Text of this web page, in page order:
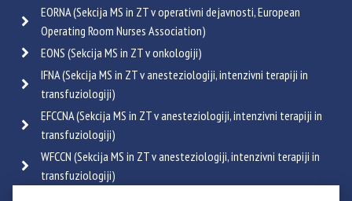
EORNA (Sekcija MS in ZT v operativni dejavnosti, European
Operating Room Nurses Association)
EONS (Sekcija MS in ZT v onkologiji)
IFNA (Sekcija MS in ZT v anesteziologiji, intenzivni terapiji in
transfuziologiji)
EFCCNA (Sekcija MS in ZT v anesteziologiji, intenzivni terapiji in
transfuziologiji)
WFCCN (Sekcija MS in ZT v anesteziologiji, intenzivni terapiji in
transfuziologiji)